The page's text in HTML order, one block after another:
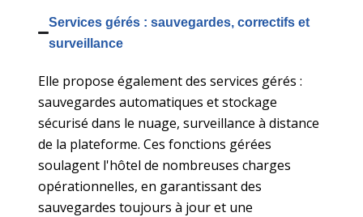
Services gérés : sauvegardes, correctifs et
surveillance
Elle propose également des services gérés :
sauvegardes automatiques et stockage
sécurisé dans le nuage, surveillance à distance
de la plateforme. Ces fonctions gérées
soulagent l'hôtel de nombreuses charges
opérationnelles, en garantissant des
sauvegardes toujours à jour et une